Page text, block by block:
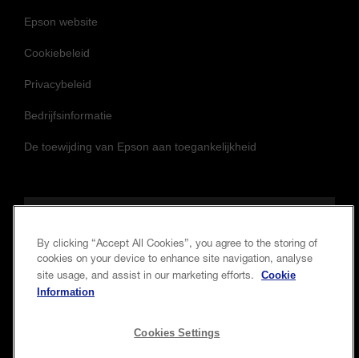
Epson website
Cookiebeleid
Privacybeleid
Bedrijfsinformatie
De toewijding van Epson aan toegankelijkheid
By clicking “Accept All Cookies”, you agree to the storing of
cookies on your device to enhance site navigation, analyse
site usage, and assist in our marketing efforts.
Cookie
Information
Cookies Settings